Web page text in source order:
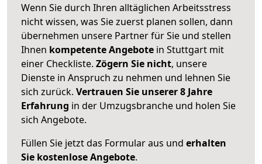
Wenn Sie durch Ihren alltäglichen Arbeitsstress
nicht wissen, was Sie zuerst planen sollen, dann
übernehmen unsere Partner für Sie und stellen
Ihnen kompetente Angebote in Stuttgart mit
einer Checkliste. Zögern Sie nicht, unsere
Dienste in Anspruch zu nehmen und lehnen Sie
sich zurück. Vertrauen Sie unserer 8 Jahre
Erfahrung in der Umzugsbranche und holen Sie
sich Angebote.
Füllen Sie jetzt das Formular aus und erhalten
Sie kostenlose Angebote.